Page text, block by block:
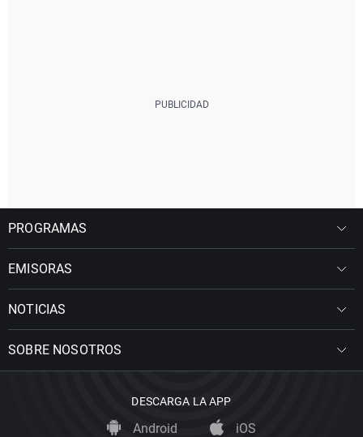
PROGRAMAS
EMISORAS
NOTICIAS
SOBRE NOSOTROS
DESCARGA LA APP
Android iOS